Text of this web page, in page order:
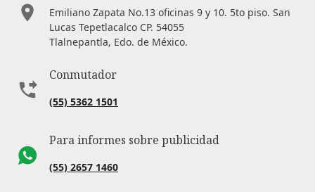
Emiliano Zapata No.13 oficinas 9 y 10. 5to piso. San
Lucas Tepetlacalco CP. 54055
Tlalnepantla, Edo. de México.
Conmutador
(55) 5362 1501
Para informes sobre publicidad
(55) 2657 1460